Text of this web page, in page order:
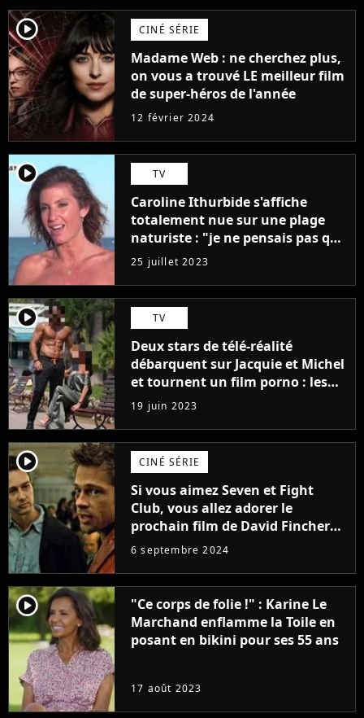
player2 CINÉ SÉRIE
Madame Web : ne cherchez plus,
on vous a trouvé LE meilleur film
de super-héros de l'année
12 février 2024
player2 TV
Caroline Ithurbide s'affiche
totalement nue sur une plage
naturiste : "je ne pensais pas que
j'arriverais à le faire..."
25 juillet 2023
player2 TV
Deux stars de télé-réalité
débarquent sur Jacquie et Michel
et tournent un film porno : les
premières images du tournage
(exclu)
19 juin 2023
player2 CINÉ SÉRIE
Si vous aimez Seven et Fight
Club, vous allez adorer le
prochain film de David Fincher
avec lequel il se réinvente
complètement
6 septembre 2024
player2
"Ce corps de folie !" : Karine Le
Marchand enflamme la Toile en
posant en bikini pour ses 55 ans
17 août 2023